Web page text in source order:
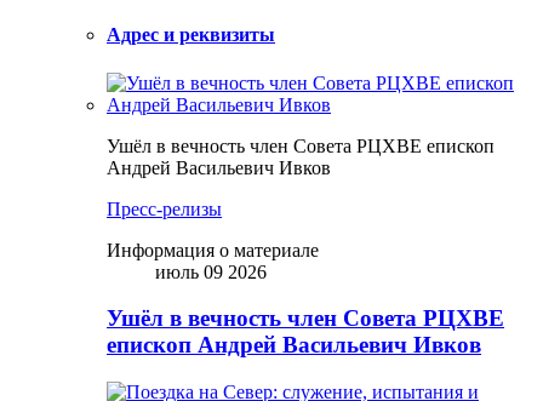
Адрес и реквизиты
Ушёл в вечность член Совета РЦХВЕ епископ
Андрей Васильевич Ивков
Пресс-релизы
Информация о материале
июль 09 2026
Ушёл в вечность член Совета РЦХВЕ
епископ Андрей Васильевич Ивков